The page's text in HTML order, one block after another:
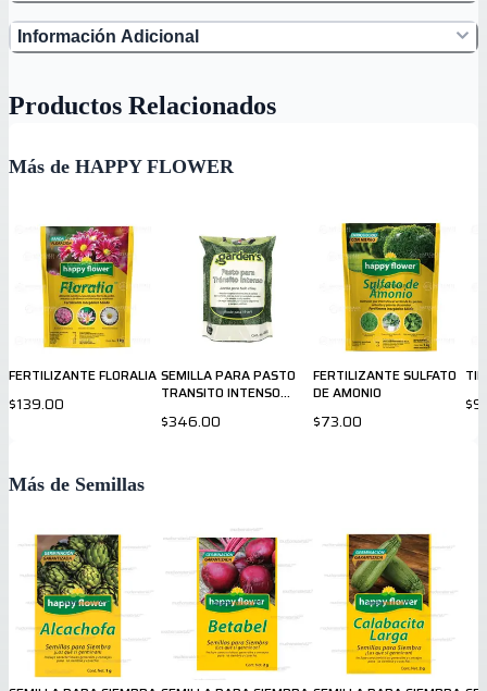
Información Adicional
Productos Relacionados
Más de HAPPY FLOWER
FERTILIZANTE FLORALIA
$139.00
SEMILLA PARA PASTO
TRANSITO INTENSO
$346.00
FERTILIZANTE SULFATO
DE AMONIO
$73.00
Más de Semillas